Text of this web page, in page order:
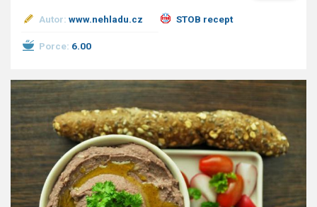
Sladké pokrmy
Nápoje
Dětské recepty
GLP-1 recepty
Autor: www.nehladu.cz STOB recept
Porce: 6.00